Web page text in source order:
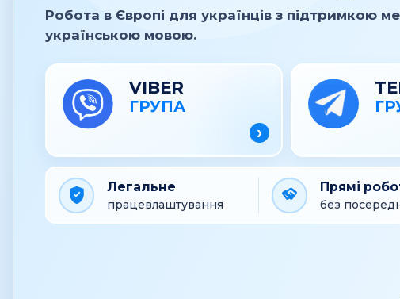
Робота в Європі для українців з підтримкою
українською мовою.
VIBER
ГРУПА
›
Легальне
працевлаштування
Прямі
без